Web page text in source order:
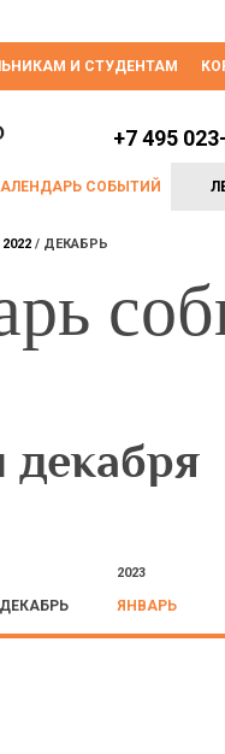
И СТУДЕНТАМ
СОБЫТИЙ
+7 495
2022 ДЕКАБРЬ
декабря
ДЕКАБРЬ
2023
ЯНВАРЬ